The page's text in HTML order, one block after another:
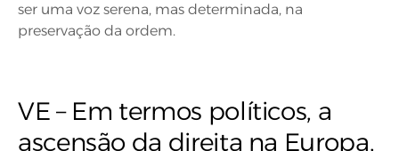
ser uma voz serena, mas determinada, na
preservação da ordem.
VE – Em termos políticos, a
ascensão da direita na Europa,